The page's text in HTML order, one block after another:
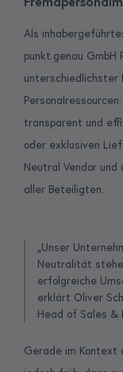
Als
punkt.genau GmbH
unterschiedlichster
transparent und
oder exklusiven
Neutral Vendor
aller Beteiligten.
„Unser
Neutralität
erfolgreiche
erklärt Oliver
Head of Sales &
Gerade im Kontext